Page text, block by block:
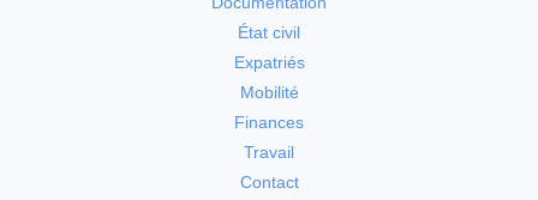
État civil
Expatriés
Mobilité
Finances
Travail
Contact